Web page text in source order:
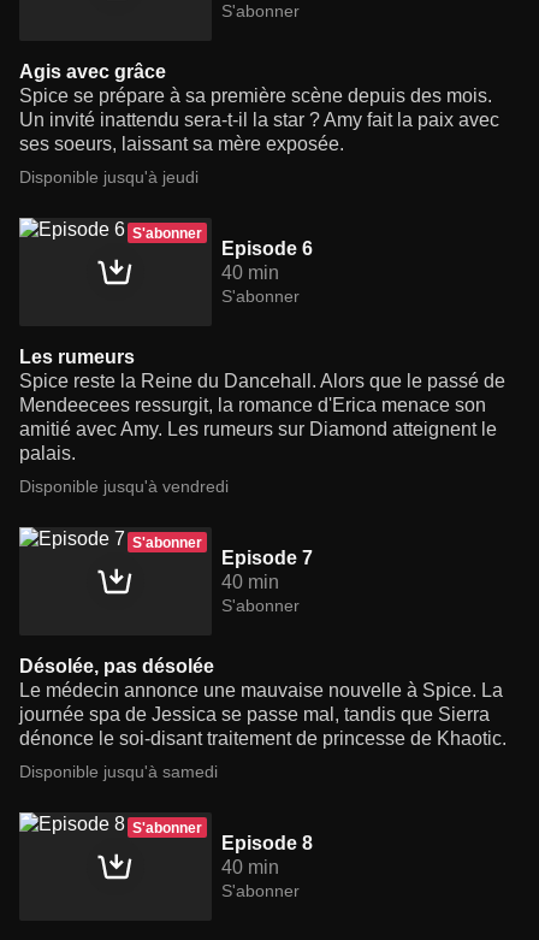
S'abonner
Agis avec grâce
Spice se prépare à sa première scène depuis des mois.
Un invité inattendu sera-t-il la star ? Amy fait la paix avec
ses soeurs, laissant sa mère exposée.
Disponible jusqu'à jeudi
S'abonner
Episode 6
40 min
S'abonner
Les rumeurs
Spice reste la Reine du Dancehall. Alors que le passé de
Mendeecees ressurgit, la romance d'Erica menace son
amitié avec Amy. Les rumeurs sur Diamond atteignent le
palais.
Disponible jusqu'à vendredi
S'abonner
Episode 7
40 min
S'abonner
Désolée, pas désolée
Le médecin annonce une mauvaise nouvelle à Spice. La
journée spa de Jessica se passe mal, tandis que Sierra
dénonce le soi-disant traitement de princesse de Khaotic.
Disponible jusqu'à samedi
S'abonner
Episode 8
40 min
S'abonner